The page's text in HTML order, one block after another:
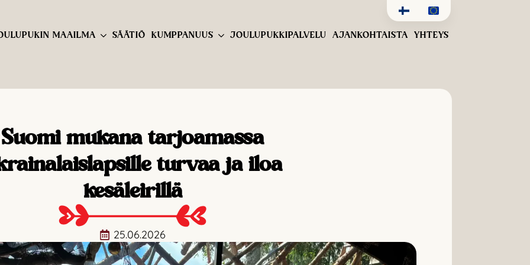
MAAILMA SÄÄTIÖ KUMPPANUUS JOULUPUKKIPALVELU AJANKOHTAISTA YHTEYS
Suomi mukana tarjoamassa
turvaa ja iloa
kesäleirillä
25.06.2026